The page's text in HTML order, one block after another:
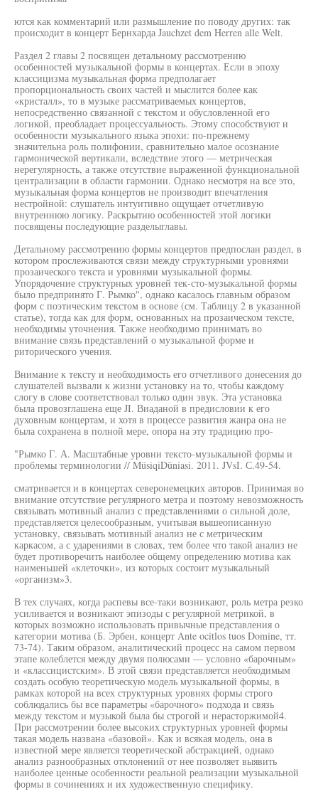
ются как комментарий или размышление по поводу других: так
происходит в концерт Бернхарда Jauchzet dem Herren alle Welt.
Раздел 2 главы 2 посвящен детальному рассмотрению
особенностей музыкальной формы в концертах. Если в эпоху
классицизма музыкальная форма предполагает
пропорциональность своих частей и мыслится более как
«кристалл», то в музыке рассматриваемых концертов,
непосредственно связанной с текстом и обусловленной его
логикой, преобладает процессуальность. Этому способствуют и
особенности музыкального языка эпохи: по-прежнему
значительна роль полифонии, сравнительно малое осознание
гармонической вертикали, вследствие этого — метрическая
нерегулярность, а также отсутствие выраженной функциональной
централизации в области гармонии. Однако несмотря на все это,
музыкальная форма концертов не производит впечатления
нестройной: слушатель интуитивно ощущает отчетливую
внутреннюю логику. Раскрытию особенностей этой логики
посвящены последующие разделыглавы.
Детальному рассмотрению формы концертов предпослан раздел, в
котором прослеживаются связи между структурными уровнями
прозаического текста и уровнями музыкальной формы.
Упорядочение структурных уровней тек-сто-музыкальной формы
было предпринято Г. Рымко", однако касалось главным образом
форм с поэтическим текстом в основе (см. Таблицу 2 в указанной
статье), тогда как для форм, основанных на прозаическом тексте,
необходимы уточнения. Также необходимо принимать во
внимание связь представлений о музыкальной форме и
риторического учения.
Внимание к тексту и необходимость его отчетливого донесения до
слушателей вызвали к жизни установку на то, чтобы каждому
слогу в слове соответствовал только один звук. Эта установка
была провозглашена еще JI. Виаданой в предисловии к его
духовным концертам, и хотя в процессе развития жанра она не
была сохранена в полной мере, опора на эту традицию про-
"Рымко Г. А. Масштабные уровни тексто-музыкальной формы и
проблемы терминологии // MüsiqiDüniasi. 2011. JVsI. С.49-54.
сматривается и в концертах северонемецких авторов. Принимая во
внимание отсутствие регулярного метра и поэтому невозможность
связывать мотивный анализ с представлениями о сильной доле,
представляется целесообразным, учитывая вышеописанную
установку, связывать мотивный анализ не с метрическим
каркасом, а с ударениями в словах, тем более что такой анализ не
будет противоречить наиболее общему определению мотива как
наименьшей «клеточки», из которых состоит музыкальный
«организм»3.
В тех случаях, когда распевы все-таки возникают, роль метра резко
усиливается и возникают эпизоды с регулярной метрикой, в
которых возможно использовать привычные представления о
категории мотива (Б. Эрбен, концерт Ante ocitlos tuos Domine, тт.
73-74). Таким образом, аналитический процесс на самом первом
этапе колеблется между двумя полюсами — условно «барочным»
и «классицистским». В этой связи представляется необходимым
создать особую теоретическую модель музыкальной формы, в
рамках которой на всех структурных уровнях формы строго
соблюдались бы все параметры «барочного» подхода и связь
между текстом и музыкой была бы строгой и нерасторжимой4.
При рассмотрении более высоких структурных уровней формы
такая модель названа «базовой». Как и всякая модель, она в
известной мере является теоретической абстракцией, однако
анализ разнообразных отклонений от нее позволяет выявить
наиболее ценные особенности реальной реализации музыкальной
формы в сочинениях и их художественную специфику.